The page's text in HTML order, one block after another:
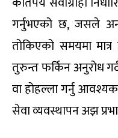
गर्नुभएको छ, जसले
तोकिएको समयमा
तुरुन्त फर्किन अनुरोध
वा होहल्ला गर्नु
सेवा व्यवस्थापन अझ